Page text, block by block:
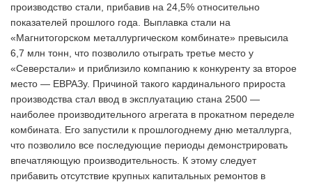
производство стали, прибавив на 24,5% относительно
показателей прошлого года. Выплавка стали на
«Магнитогорском металлургическом комбинате» превысила
6,7 млн тонн, что позволило отыграть третье место у
«Северстали» и приблизило компанию к конкуренту за второе
место — ЕВРАЗу. Причиной такого кардинального прироста
производства стал ввод в эксплуатацию стана 2500 —
наиболее производительного агрегата в прокатном переделе
комбината. Его запустили к прошлогоднему дню металлурга,
что позволило все последующие периоды демонстрировать
впечатляющую производительность. К этому следует
прибавить отсутствие крупных капитальных ремонтов в